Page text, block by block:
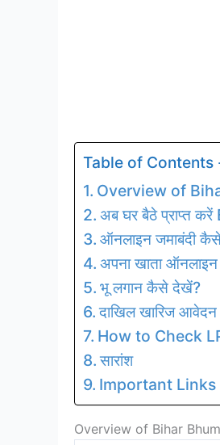
Table of Contents
Overview of
अब घर बैठे प्राप्त
ऑनलाइन जमाबंदी
अपना खाता
भू लगान कैसे देखें?
दाखिल खारिज
How to Check
सारांश
Important Links
Overview of Bihar